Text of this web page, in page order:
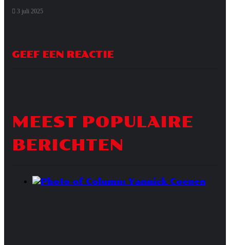
3 juli 2025
GEEF EEN REACTIE
MEEST POPULAIRE
BERICHTEN